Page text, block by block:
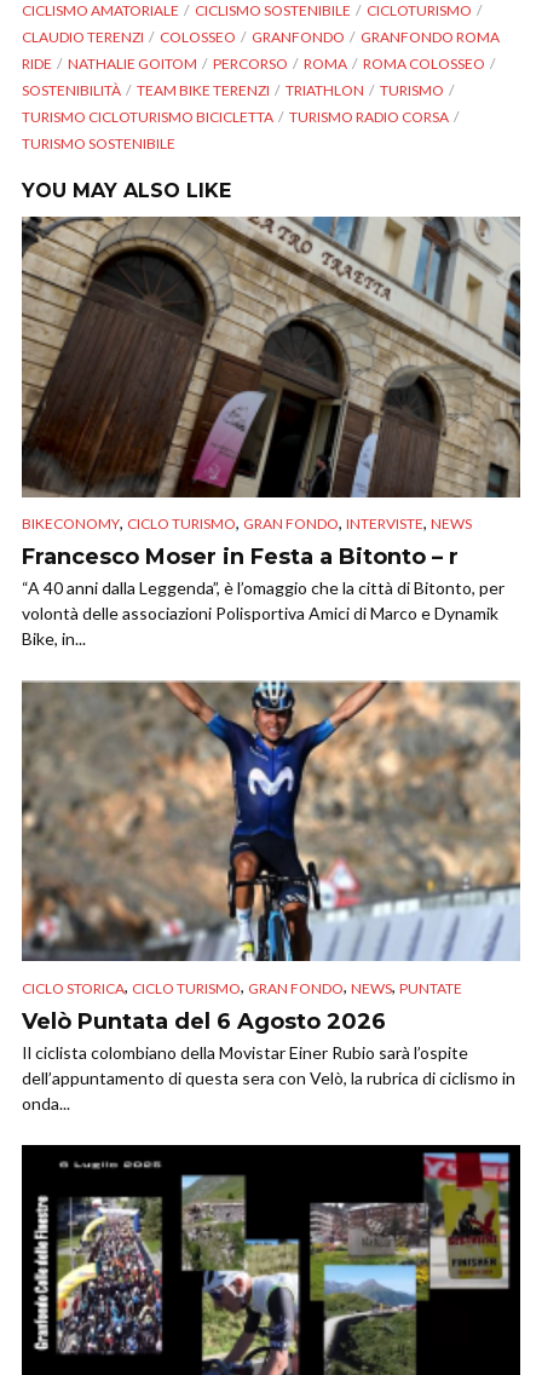
CICLISMO AMATORIALE
CICLISMO SOSTENIBILE
CICLOTURISMO
CLAUDIO TERENZI
COLOSSEO GRANFONDO
GRANFONDO ROMA
RIDE
NATHALIE GOITOM PERCORSO ROMA
ROMA COLOSSEO
SOSTENIBILITÀ
TEAM BIKE TERENZI TRIATHLON
TURISMO
TURISMO CICLOTURISMO BICICLETTA
TURISMO RADIO CORSA
TURISMO SOSTENIBILE
YOU MAY ALSO LIKE
BIKECONOMY, CICLO TURISMO, GRAN FONDO, INTERVISTE, NEWS
Francesco Moser in Festa a Bitonto – r
“A 40 anni dalla Leggenda”, è l’omaggio che la città di Bitonto, per
volontà delle associazioni Polisportiva Amici di Marco e Dynamik
Bike, in...
CICLO STORICA, CICLO TURISMO, GRAN FONDO, NEWS, PUNTATE
Velò Puntata del 6 Agosto 2026
Il ciclista colombiano della Movistar Einer Rubio sarà l’ospite
dell’appuntamento di questa sera con Velò, la rubrica di ciclismo in
onda...